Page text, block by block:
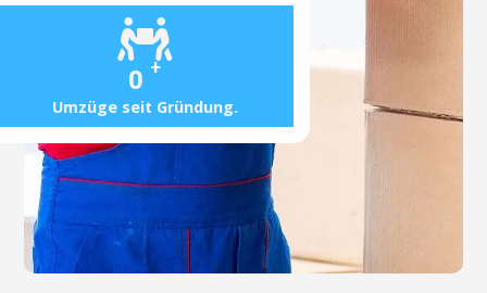
0 +
Umzüge seit Gründung.